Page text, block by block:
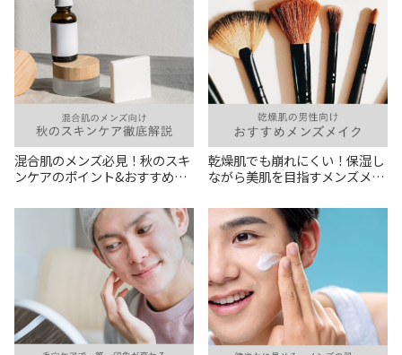
混合肌のメンズ必見！秋のスキ
ンケアのポイント&おすすめア
乾燥肌でも崩れにくい！保湿し
ながら美肌を目指すメンズメイ